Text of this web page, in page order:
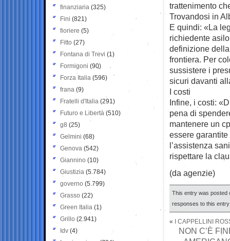
trattenimento
Trovandosi in
E quindi: «La
richiedente
definizione
frontiera. Per
sussistere i
sicuri davanti
I costi
Infine, i costi:
pena di
mantenere un
essere
l’assistenza
rispettare la
(da agenzie)
This entry was posted
responses to this
« I CAPPELLINI
NON C’È
finanziaria (325)
Fini (821)
fioriere (5)
Fitto (27)
Fontana di Trevi (1)
Formigoni (90)
Forza Italia (596)
frana (9)
Fratelli d'Italia (291)
Futuro e Libertà (510)
g8 (25)
Gelmini (68)
Genova (542)
Giannino (10)
Giustizia (5.784)
governo (5.799)
Grasso (22)
Green Italia (1)
Grillo (2.941)
Idv (4)